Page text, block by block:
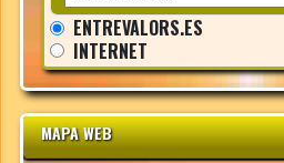
ENTREVALORS.ES
INTERNET
MAPA WEB